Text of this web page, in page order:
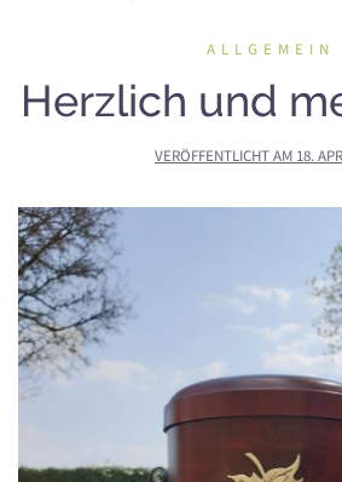
ALLGEMEIN
Herzlich und
VERÖFFENTLICHT AM 18.